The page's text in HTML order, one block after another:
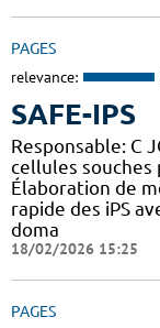
PAGES
relevance:
SAFE-IPS
Responsable: C
cellules souches
Élaboration de
rapide des iPS
doma
18/02/2026 15:25
PAGES